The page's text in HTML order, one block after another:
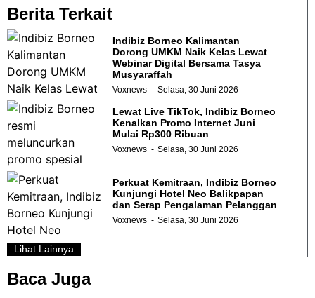
Berita Terkait
Indibiz Borneo Kalimantan
Dorong UMKM Naik Kelas Lewat
Webinar Digital Bersama Tasya
Musyaraffah
Voxnews Selasa, 30 Juni 2026
Lewat Live TikTok, Indibiz Borneo
Kenalkan Promo Internet Juni
Mulai Rp300 Ribuan
Voxnews Selasa, 30 Juni 2026
Perkuat Kemitraan, Indibiz Borneo
Kunjungi Hotel Neo Balikpapan
dan Serap Pengalaman Pelanggan
Voxnews Selasa, 30 Juni 2026
Lihat Lainnya
Baca Juga